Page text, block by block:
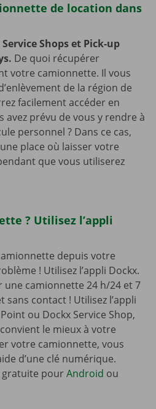
de location dans
Shops et Pick-up
De quoi récupérer
votre camionnette. Il vous
de la région de
facilement accéder en
prévu de vous y rendre à
personnel ? Dans ce cas,
place où laisser votre
que vous utiliserez
? Utilisez l’appli
depuis votre
! Utilisez l’appli Dockx.
une camionnette 24 h/24 et 7
sans contact ! Utilisez l’appli
ou Dockx Service Shop,
le mieux à votre
votre camionnette, vous
d’une clé numérique.
gratuite pourAndroid ou